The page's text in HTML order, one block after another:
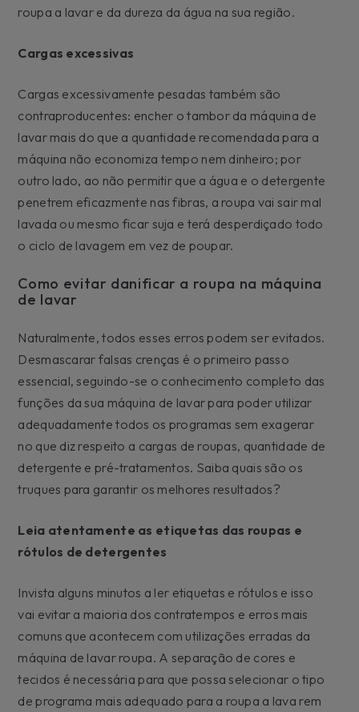
roupa a lavar e da dureza da água na sua região.
Cargas excessivas
Cargas excessivamente pesadas também são
contraproducentes: encher o tambor da máquina de
lavar mais do que a quantidade recomendada para a
máquina não economiza tempo nem dinheiro; por
outro lado, ao não permitir que a água e o detergente
penetrem eficazmente nas fibras, a roupa vai sair mal
lavada ou mesmo ficar suja e terá desperdiçado todo
o ciclo de lavagem em vez de poupar.
Como evitar danificar a roupa na máquina
de lavar
Naturalmente, todos esses erros podem ser evitados.
Desmascarar falsas crenças é o primeiro passo
essencial, seguindo-se o conhecimento completo das
funções da sua máquina de lavar para poder utilizar
adequadamente todos os programas sem exagerar
no que diz respeito a cargas de roupas, quantidade de
detergente e pré-tratamentos. Saiba quais são os
truques para garantir os melhores resultados?
Leia atentamente as etiquetas das roupas e
rótulos de detergentes
Invista alguns minutos a ler etiquetas e rótulos e isso
vai evitar a maioria dos contratempos e erros mais
comuns que acontecem com utilizações erradas da
máquina de lavar roupa. A separação de cores e
tecidos é necessária para que possa selecionar o tipo
de programa mais adequado para a roupa a lava rem